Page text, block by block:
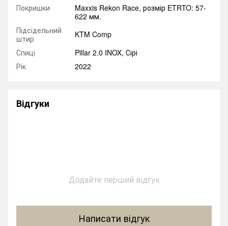
Покришки
Maxxis Rekon Race, розмір ETRTO: 57-
622 мм.
Підсідельний
штир
KTM Comp
Спиці
Pillar 2.0 INOX, Сірі
Рік
2022
Відгуки
Додайте перший відгук
Написати відгук